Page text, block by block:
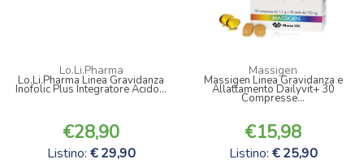
Lo.Li.Pharma
Lo.Li.Pharma Linea Gravidanza
Inofolic Plus Integratore Acido...
28,90
Listino: 29,90
Massigen
Massigen Linea Gravidanza e
Allattamento Dailyvit+ 30
Compresse...
15,98
Listino: 25,90